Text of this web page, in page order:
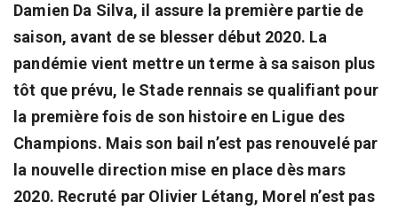
Damien Da Silva, il assure la première partie de
saison, avant de se blesser début 2020. La
pandémie vient mettre un terme à sa saison plus
tôt que prévu, le Stade rennais se qualifiant pour
la première fois de son histoire en Ligue des
Champions. Mais son bail n’est pas renouvelé par
la nouvelle direction mise en place dès mars
2020. Recruté par Olivier Létang, Morel n’est pas